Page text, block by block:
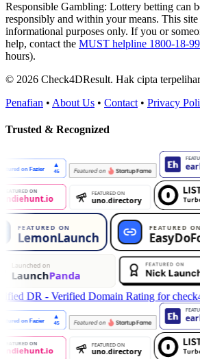
Responsible Gambling: Lottery betting can
responsibly and within your means. This
informational purposes only. If you or
help, contact the MUST helpline 1800-18-
hours).
© 2026 Check4DResult. Hak cipta
Penafian • About Us • Contact • Privacy
Trusted & Recognized